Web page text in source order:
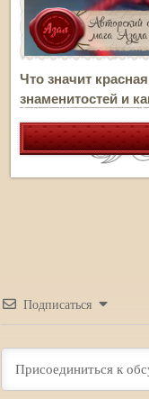
Что значит
знаменитостей и
Подписаться